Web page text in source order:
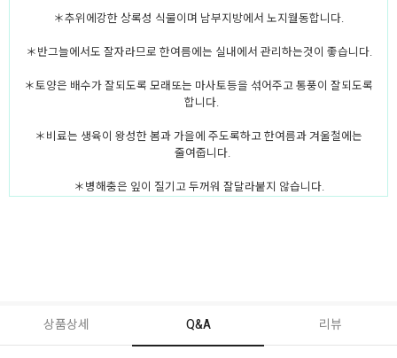
＊추위에강한 상록성 식물이며 남부지방에서 노지월동합니다.
＊반그늘에서도 잘자라므로 한여름에는 실내에서 관리하는것이 좋습니다.
＊토양은 배수가 잘되도록 모래또는 마사토등을 섞어주고 통풍이 잘되도록
합니다.
＊비료는 생육이 왕성한 봄과 가을에 주도록하고 한여름과 겨울철에는
줄여줍니다.
＊병해충은 잎이 질기고 두꺼워 잘달라붙지 않습니다.
상품상세 Q&A 리뷰